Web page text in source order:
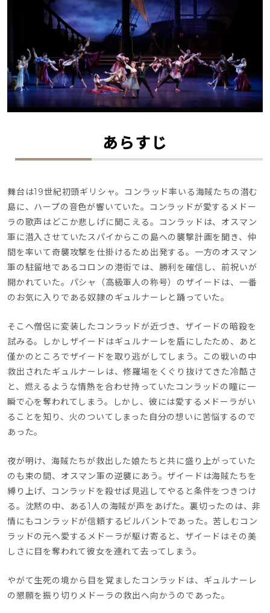
あらすじ
舞台は19世紀初頭ギリシャ。コンラッド率いる海賊たちの潜む
島に、ハープの音色が響いていた。コンラッドが愛するメドー
ラの歌声はどこか悲しげに聞こえる。コンラッドは、オスマン
軍に潜入させていたスパイからこの島への襲撃計画を聞き、仲
間を率いて奇襲攻撃を仕掛けるため出発する。一方のオスマン
軍の駐留地であるコロンの港街では、勝利を確信し、前祝いが
開かれていた。パシャ（高級軍人の称号）のザイードは、一番
のお気に入りである奴隷のギュルナーレと踊っていた。
そこへ僧侶に変装したコンラッドが近づき、ザイードの暗殺を
試みる。しかしザイードはギュルナーレを盾にしたため、あと
僅かのところでザイードを取り逃がしてしまう。この戦いの中
救出されたギュルナーレは、修羅場をくぐり抜けてきた冷酷さ
と、燃えるような情熱を合わせ持っていたコンラッドの瞳に一
瞬で心を奪われてしまう。しかし、彼には愛するメドーラがい
ることを知り、火のついてしまった自分の想いに苦悩するので
あった。
夜が明け、海賊たちが救出した娘たちと共に盛り上がっていた
のも束の間、オスマン軍の逆襲にあう。ザイードは海賊たちを
縛り上げ、コンラッドを殺せば見逃してやると条件をつきつけ
る。沈黙の中、ある1人の海賊が声をあげた。裏切ったのは、非
情にもコンラッドが信頼するビルバントであった。苦しむコン
ラッドの元へ愛するメドーラが駆け寄ると、ザイードはその美
しさに目を奪われて彼女を連れて去ってしまう。
やがて生死の境から目を覚ましたコンラッドは、ギュルナーレ
の懇願を振り切りメドーラの救出へ向かうのであった。